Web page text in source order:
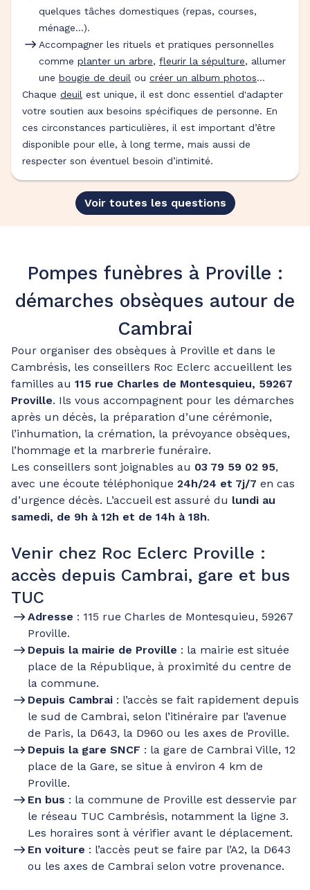
quelques tâches domestiques (repas, courses,
ménage…).
Accompagner les rituels et pratiques personnelles
comme planter un arbre, fleurir la sépulture, allumer
une bougie de deuil ou créer un album photos…
Chaque deuil est unique, il est donc essentiel d'adapter
votre soutien aux besoins spécifiques de personne. En
ces circonstances particulières, il est important d’être
disponible pour elle, à long terme, mais aussi de
respecter son éventuel besoin d’intimité.
Voir toutes les questions
Pompes funèbres à Proville :
démarches obsèques autour de
Cambrai
Pour organiser des obsèques à Proville et dans le
Cambrésis, les conseillers Roc Eclerc accueillent les
familles au 115 rue Charles de Montesquieu, 59267
Proville. Ils vous accompagnent pour les démarches
après un décès, la préparation d’une cérémonie,
l’inhumation, la crémation, la prévoyance obsèques,
l’hommage et la marbrerie funéraire.
Les conseillers sont joignables au 03 79 59 02 95,
avec une écoute téléphonique 24h/24 et 7j/7 en cas
d’urgence décès. L’accueil est assuré du lundi au
samedi, de 9h à 12h et de 14h à 18h.
Venir chez Roc Eclerc Proville :
accès depuis Cambrai, gare et bus
TUC
Adresse : 115 rue Charles de Montesquieu, 59267
Proville.
Depuis la mairie de Proville : la mairie est située
place de la République, à proximité du centre de
la commune.
Depuis Cambrai : l’accès se fait rapidement depuis
le sud de Cambrai, selon l’itinéraire par l’avenue
de Paris, la D643, la D960 ou les axes de Proville.
Depuis la gare SNCF : la gare de Cambrai Ville, 12
place de la Gare, se situe à environ 4 km de
Proville.
En bus : la commune de Proville est desservie par
le réseau TUC Cambrésis, notamment la ligne 3.
Les horaires sont à vérifier avant le déplacement.
En voiture : l’accès peut se faire par l’A2, la D643
ou les axes de Cambrai selon votre provenance.